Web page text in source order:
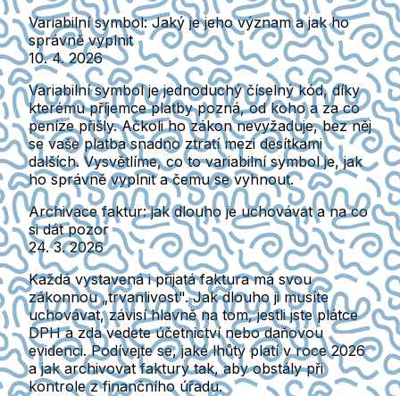
Variabilní symbol: Jaký je jeho význam a jak ho
správně vyplnit
10. 4. 2026
Variabilní symbol je jednoduchý číselný kód, díky
kterému příjemce platby pozná, od koho a za co
peníze přišly. Ačkoli ho zákon nevyžaduje, bez něj
se vaše platba snadno ztratí mezi desítkami
dalších. Vysvětlíme, co to variabilní symbol je, jak
ho správně vyplnit a čemu se vyhnout.
Archivace faktur: jak dlouho je uchovávat a na co
si dát pozor
24. 3. 2026
Každá vystavená i přijatá faktura má svou
zákonnou „trvanlivost". Jak dlouho ji musíte
uchovávat, závisí hlavně na tom, jestli jste plátce
DPH a zda vedete účetnictví nebo daňovou
evidenci. Podívejte se, jaké lhůty platí v roce 2026
a jak archivovat faktury tak, aby obstály při
kontrole z finančního úřadu.